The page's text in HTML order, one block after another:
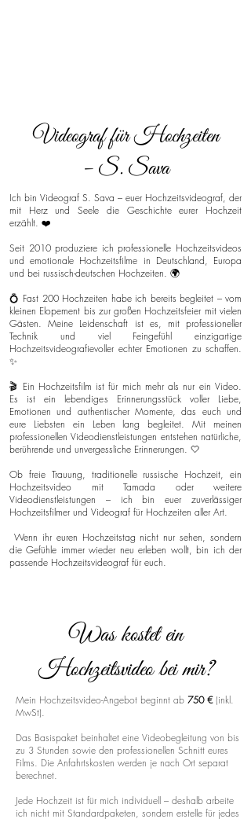
Videograf für Hochzeiten
– S. Sava
Ich bin Videograf S. Sava – euer Hochzeitsvideograf, der
mit Herz und Seele die Geschichte eurer Hochzeit
erzählt. ❤️
Seit 2010 produziere ich professionelle Hochzeitsvideos
und emotionale Hochzeitsfilme in Deutschland, Europa
und bei russisch-deutschen Hochzeiten. 🌍
💍 Fast 200 Hochzeiten habe ich bereits begleitet – vom
kleinen Elopement bis zur großen Hochzeitsfeier mit vielen
Gästen. Meine Leidenschaft ist es, mit professioneller
Technik und viel Feingefühl einzigartige
Hochzeitsvideografievoller echter Emotionen zu schaffen.
✨
🎬 Ein Hochzeitsfilm ist für mich mehr als nur ein Video.
Es ist ein lebendiges Erinnerungsstück voller Liebe,
Emotionen und authentischer Momente, das euch und
eure Liebsten ein Leben lang begleitet. Mit meinen
professionellen Videodienstleistungen entstehen natürliche,
berührende und unvergessliche Erinnerungen. 🤍
Ob freie Trauung, traditionelle russische Hochzeit, ein
Hochzeitsvideo mit Tamada oder weitere
Videodienstleistungen – ich bin euer zuverlässiger
Hochzeitsfilmer und Videograf für Hochzeiten aller Art.
Wenn ihr euren Hochzeitstag nicht nur sehen, sondern
die Gefühle immer wieder neu erleben wollt, bin ich der
passende Hochzeitsvideograf für euch.
Was kostet ein
Hochzeitsvideo bei mir?
Mein Hochzeitsvideo-Angebot beginnt ab 750 € (inkl.
MwSt).
Das Basispaket beinhaltet eine Videobegleitung von bis
zu 3 Stunden sowie den professionellen Schnitt eures
Films. Die Anfahrtskosten werden je nach Ort separat
berechnet.
Jede Hochzeit ist für mich individuell – deshalb arbeite
ich nicht mit Standardpaketen, sondern erstelle für jedes